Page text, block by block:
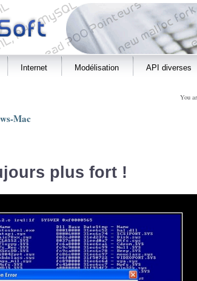
Internet Modélisation API diverses
You
Mac
plus fort !